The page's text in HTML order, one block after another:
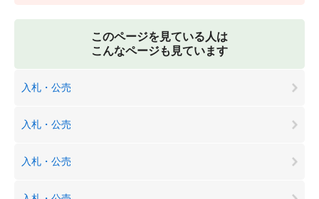
このページを見ている人は
こんなページも見ています
入札・公売
入札・公売
入札・公売